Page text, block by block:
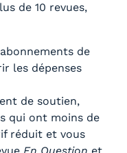
de 10 revues,
de
les dépenses
de soutien,
qui ont moins de
réduit et vous